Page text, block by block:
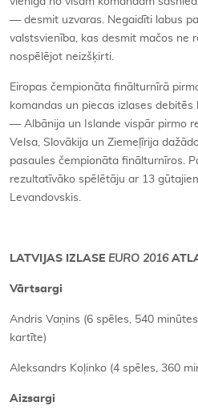
— desmit uzvaras. Negaidīti labus
valstsvienība, kas desmit mačos ne
nospēlējot neizšķirti.
Eiropas čempionāta finālturnīrā
komandas un piecas izlases
— Albānija un Islande vispār pirmo
Velsa, Slovākija un Ziemeļīrija
pasaules čempionāta finālturnīros.
rezultatīvāko spēlētāju ar 13
Levandovskis.
LATVIJAS IZLASE EURO 2016
Vārtsargi
Andris Vaņins (6 spēles, 540
kartīte)
Aleksandrs Koļinko (4 spēles, 360
Aizsargi